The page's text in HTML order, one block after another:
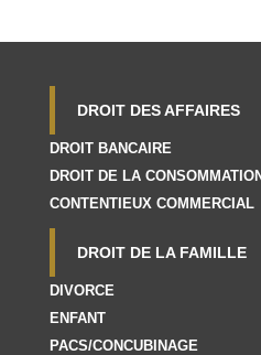
DROIT DES AFFAIRES
DROIT BANCAIRE
DROIT DE LA CONSOMMATION
CONTENTIEUX COMMERCIAL
DROIT DE LA FAMILLE
DIVORCE
ENFANT
PACS/CONCUBINAGE